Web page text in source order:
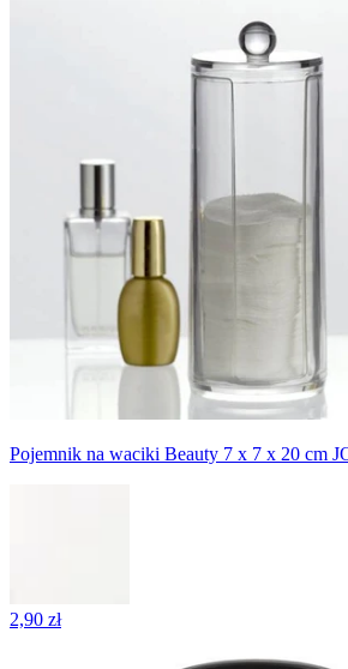
Pojemnik na waciki Beauty 7 x 7 x 20 cm
2,90 zł